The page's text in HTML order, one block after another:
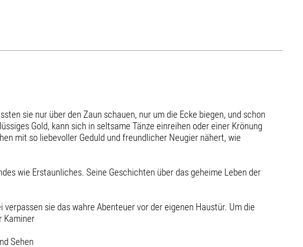
sie nur über den Zaun schauen, nur um die Ecke biegen, und schon
Gold, kann sich in seltsame Tänze einreihen oder einer Krönung
mit so liebevoller Geduld und freundlicher Neugier nähert, wie
wie Erstaunliches. Seine Geschichten über das geheime Leben der
sie das wahre Abenteuer vor der eigenen Haustür. Um die
Kaminer
Sehen